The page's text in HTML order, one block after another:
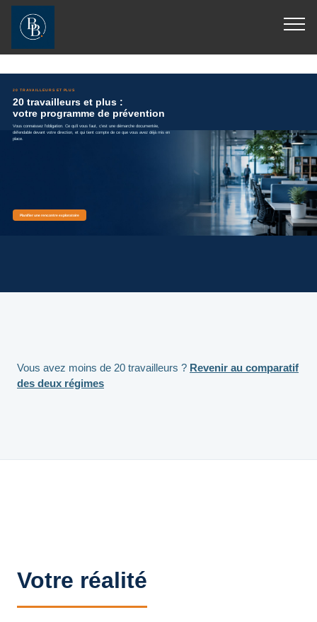
[JS_CODE_0]
20 TRAVAILLEURS ET PLUS
20 travailleurs et plus :
votre programme de prévention
Vous connaissez l'obligation. Ce qu'il vous faut, c'est une démarche documentée,
défendable devant votre direction, et qui tient compte de ce que vous avez déjà mis en
place.
Planifier une rencontre exploratoire
Vous avez moins de 20 travailleurs ? Revenir au comparatif
des deux régimes
Votre réalité